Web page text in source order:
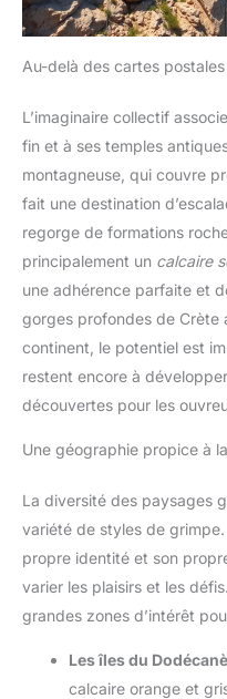
Au-delà des cartes postales
L’imaginaire collectif
fin et à ses temples
montagneuse, qui couvre
fait une destination
regorge de formations
principalement un calcaire
une adhérence parfaite et
gorges profondes de Crète
continent, le potentiel est
restent encore à
découvertes pour les
Une géographie propice à
La diversité des paysages
variété de styles de
propre identité et son
varier les plaisirs et les
grandes zones d’intérêt
Les îles du
calcaire orange et